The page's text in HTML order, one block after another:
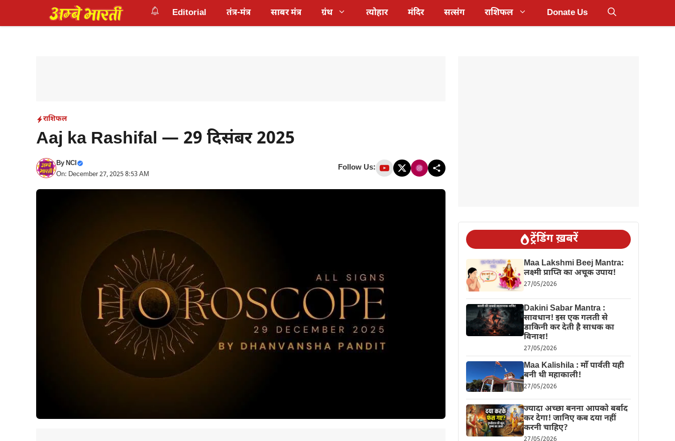
Editorial तंत्र-मंत्र साबर मंत्र ग्रंथ त्योहार मंदिर सत्संग राशिफल Donate Us
राशिफल
Aaj ka Rashifal — 29 दिसंबर 2025
ByNCI
On: December 27, 2025 8:53 AM
Follow Us:
ट्रेंडिंग ख़बरें
Maa Lakshmi Beej Mantra:
लक्ष्मी प्राप्ति का अचूक उपाय!
27/05/2026
Dakini Sabar Mantra :
सावधान! इस एक गलती से
डाकिनी कर देती है साधक का
विनाश!
27/05/2026
Maa Kalishila : माँ पार्वती यही
बनी थी महाकाली!
27/05/2026
ज्यादा अच्छा बनना आपको बर्बाद
कर देगा! जानिए कब दया नहीं
करनी चाहिए?
27/05/2026